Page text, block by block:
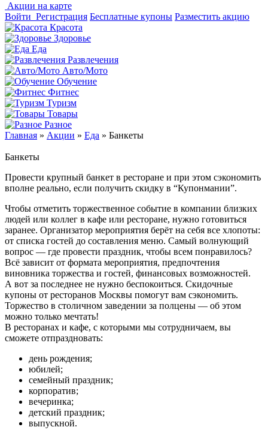
Акции на карте
Войти Регистрация Бесплатные купоны Разместить акцию
Красота
Здоровье
Еда
Развлечения
Авто/Мото
Обучение
Фитнес
Туризм
Товары
Разное
Главная » Акции » Еда » Банкеты
Банкеты
Провести крупный банкет в ресторане и при этом сэкономить
вполне реально, если получить скидку в “Купонмании”.
Чтобы отметить торжественное событие в компании близких
людей или коллег в кафе или ресторане, нужно готовиться
заранее. Организатор мероприятия берёт на себя все хлопоты:
от списка гостей до составления меню. Самый волнующий
вопрос — где провести праздник, чтобы всем понравилось?
Всё зависит от формата мероприятия, предпочтения
виновника торжества и гостей, финансовых возможностей.
А вот за последнее не нужно беспокоиться. Скидочные
купоны от ресторанов Москвы помогут вам сэкономить.
Торжество в столичном заведении за полцены — об этом
можно только мечтать!
В ресторанах и кафе, с которыми мы сотрудничаем, вы
сможете отпраздновать:
день рождения;
юбилей;
семейный праздник;
корпоратив;
вечеринка;
детский праздник;
выпускной.